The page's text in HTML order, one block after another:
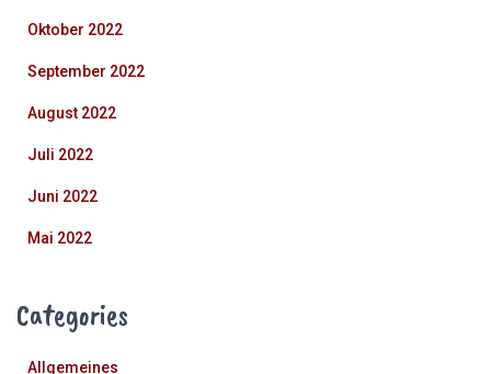
Oktober 2022
September 2022
August 2022
Juli 2022
Juni 2022
Mai 2022
Categories
Allgemeines